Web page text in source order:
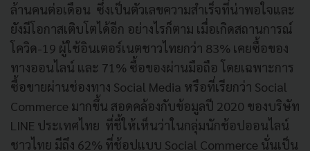
ล้านคนต่อเดือน ซึ่งเป็นตัวเลขความสำเร็จที่น่าพอใจและ
ยังมีโอกาสเติบโตได้อีก อย่างไรก็ตาม เมื่อเกิดสถานการณ์
โควิด-19 ผู้ใช้อินเตอร์เนตชาวไทยกว่า 83% เคยซื้อของ
ทางออนไลน์ และ 71% ซื้อของผ่านมือถือ โดยเฉพาะการ
ซื้อขายผ่านช่องทาง Social Media หรือที่เรียกว่า Social
Commerce มากขึ้น สอดคล้องกับข้อมูลปี 2020 ของบริษัท
LINE ประเทศไทย ที่ชี้ให้เห็นว่าในกลุ่มนักช้อปออนไลน์
ชาวไทย มีถึง 62% ที่ช้อปแบบ Social Commerce นั่นเป็น